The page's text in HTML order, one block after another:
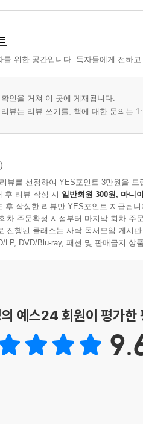
Mom • 예비 고3 엄마의 다짐
• ‘기적’ 같은 결혼식
• 황금빛 유혹, 망고
Writing with “입트영” • <입트영
Values • 부부의 가치관
“입트영” Topics • <입트영> 사
of Medical Checkups • 건
• 고양이 액체설
Models • 뒤늦게 건담 조립에 빠
Routine • 나의 소중한 점심
Break • 잠깐 쉬어 가는 중입니다
Lessons • 엄마의 발레 도전기
를 위한 공간입니다. 독자들에게 전하
인을 거쳐 이 곳에 게재됩니다.
뷰는 리뷰 쓰기를, 책에 대한 문의는
뷰를 선정하여 YES포인트 3만원을 드
후 리뷰 작성 시 일반회원 300원, 마니
후 작성한 리뷰만 YES포인트 지급됩니
차 주문확정 시점부터 마지막 회차 주
진행된 클래스는 사락 독서모임 게시
LP, DVD/Blu-ray, 패션 및 판매금지 상
예스24 회원이 평가한